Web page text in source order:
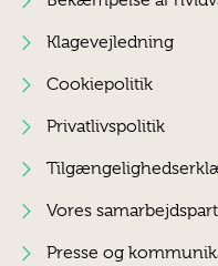
Klagevejledning
Cookiepolitik
Privatlivspolitik
Vores
Presse og